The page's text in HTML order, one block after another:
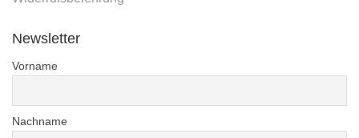
Newsletter
Vorname
Nachname